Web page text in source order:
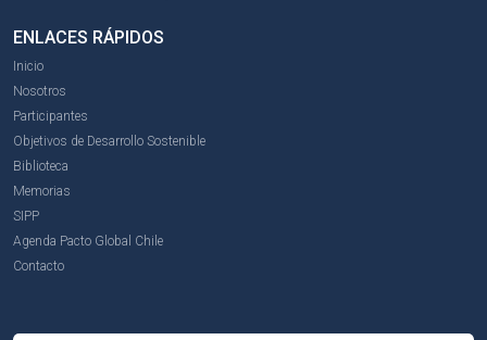
ENLACES RÁPIDOS
Inicio
Nosotros
Participantes
Objetivos de Desarrollo Sostenible
Biblioteca
Memorias
SIPP
Agenda Pacto Global Chile
Contacto